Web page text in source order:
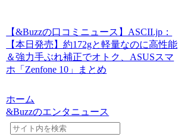
【&Buzzの口コミニュース】ASCII.jp：
【本日発売】約172gと軽量なのに高性能
＆強力手ぶれ補正でオトク、ASUSスマ
ホ「Zenfone 10」まとめ
ホーム
&Buzzのエンタニュース